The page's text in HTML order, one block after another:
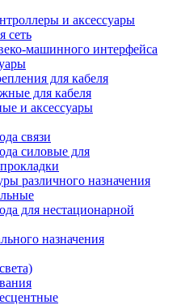
и аксессуары
сеть
машинного интерфейса
для кабеля
для кабеля
и аксессуары
связи
силовые для
различного назначения
для нестационарной
назначения